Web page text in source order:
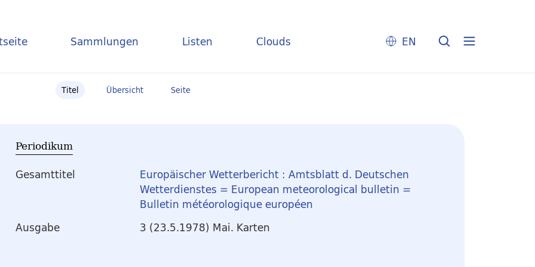
Sammlungen Listen Clouds EN
Titel Übersicht Seite
Periodikum
Gesamttitel
Europäischer Wetterbericht : Amtsblatt d. Deutschen
Wetterdienstes = European meteorological bulletin =
Bulletin météorologique européen
Ausgabe
3 (23.5.1978) Mai. Karten